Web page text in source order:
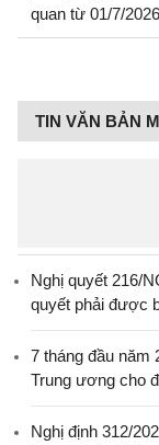
quan từ 01/7/2026
TIN VĂN BẢN
Nghị quyết 216/
quyết phải được
7 tháng đầu năm
Trung ương cho
Nghị định 312/